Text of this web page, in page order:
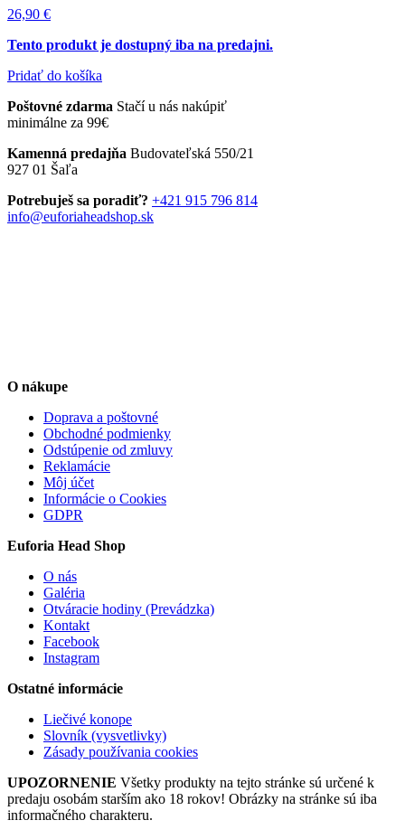
26,90 €
Tento produkt je dostupný iba na predajni.
Pridať do košíka
Poštovné zdarma Stačí u nás nakúpiť
minimálne za 99€
Kamenná predajňa Budovateľská 550/21
927 01 Šaľa
Potrebuješ sa poradiť? +421 915 796 814
info@euforiaheadshop.sk
O nákupe
Doprava a poštovné
Obchodné podmienky
Odstúpenie od zmluvy
Reklamácie
Môj účet
Informácie o Cookies
GDPR
Euforia Head Shop
O nás
Galéria
Otváracie hodiny (Prevádzka)
Kontakt
Facebook
Instagram
Ostatné informácie
Liečivé konope
Slovník (vysvetlivky)
Zásady používania cookies
UPOZORNENIE Všetky produkty na tejto stránke sú určené k
predaju osobám starším ako 18 rokov! Obrázky na stránke sú iba
informačného charakteru.